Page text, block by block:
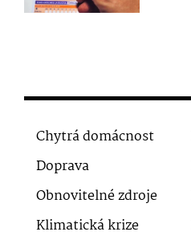
Chytrá domácnost
Doprava
Obnovitelné zdroje
Klimatická krize